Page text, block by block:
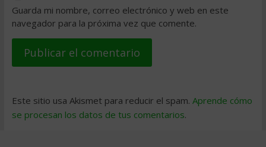
Guarda mi nombre, correo electrónico y web en este
navegador para la próxima vez que comente.
Este sitio usa Akismet para reducir el spam. Aprende cómo
se procesan los datos de tus comentarios.